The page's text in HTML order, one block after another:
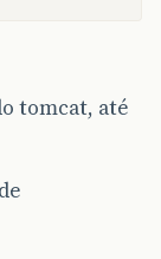
tomcat, até